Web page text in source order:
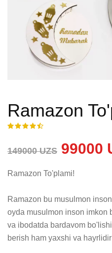
Ramazon
149000 UZS 99000
Ramazon To'plami!
Ramazon bu musulmon
oyda musulmon inson imkon
va ibodatda bardavom
berish ham yaxshi va